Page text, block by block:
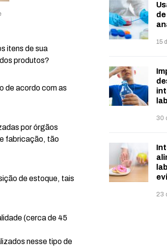
itens de sua
produtos?
de acordo com as
por órgãos
fabricação, tão
de estoque, tais
(cerca de 45
nesse tipo de
15
30
23